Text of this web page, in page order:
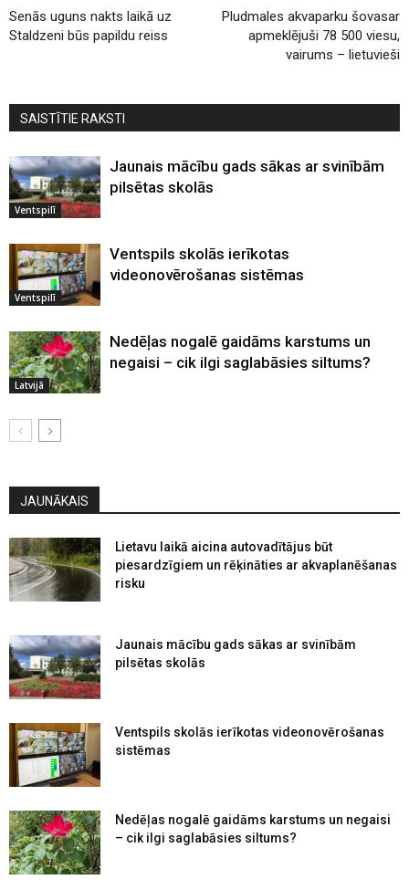
Senās uguns nakts laikā uz
Staldzeni būs papildu reiss
Pludmales akvaparku šovasar
apmeklējuši 78 500 viesu,
vairums – lietuvieši
SAISTĪTIE RAKSTI
Ventspilī
Jaunais mācību gads sākas ar svinībām
pilsētas skolās
Ventspilī
Ventspils skolās ierīkotas
videonovērošanas sistēmas
Latvijā
Nedēļas nogalē gaidāms karstums un
negaisi – cik ilgi saglabāsies siltums?
JAUNĀKAIS
Lietavu laikā aicina autovadītājus būt
piesardzīgiem un rēķināties ar akvaplanēšanas
risku
Jaunais mācību gads sākas ar svinībām
pilsētas skolās
Ventspils skolās ierīkotas videonovērošanas
sistēmas
Nedēļas nogalē gaidāms karstums un negaisi
– cik ilgi saglabāsies siltums?